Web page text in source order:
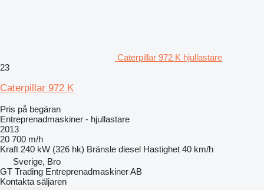
Caterpillar 972 K hjullastare
23
Caterpillar 972 K
Pris på begäran
Entreprenadmaskiner - hjullastare
2013
20 700 m/h
Kraft 240 kW (326 hk) Bränsle diesel Hastighet 40 km/h
Sverige, Bro
GT Trading Entreprenadmaskiner AB
Kontakta säljaren